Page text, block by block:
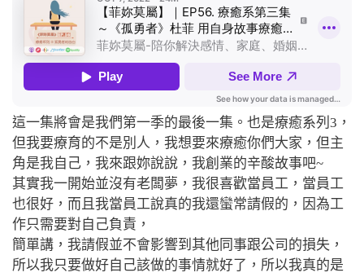
這一集將會是我們第一季的最後一集。也是療癒系列3 ，
但我要療育的不是別人，我想要來療癒你們大家，但主
角是我自己， 我來跟妳說說，我創業的辛酸故事吧~
其實我一開始並沒有老闆夢，我很喜歡當員工，當員工
也很好，而且我當員工說真的我還蠻常請假的，因為工
作只需要對自己負責，
簡單講，我請假並不會影響到其他同事跟公司的損失，
所以我只要做好自己該做的事情就好了，所以我真的是